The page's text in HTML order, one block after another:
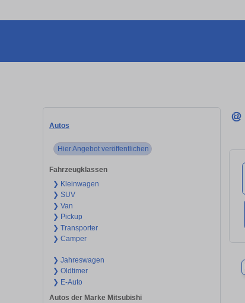
Autos
Hier Angebot veröffentlichen
Fahrzeugklassen
❯ Kleinwagen
❯ SUV
❯ Van
❯ Pickup
❯ Transporter
❯ Camper
❯ Jahreswagen
❯ Oldtimer
❯ E-Auto
Autos der Marke Mitsubishi